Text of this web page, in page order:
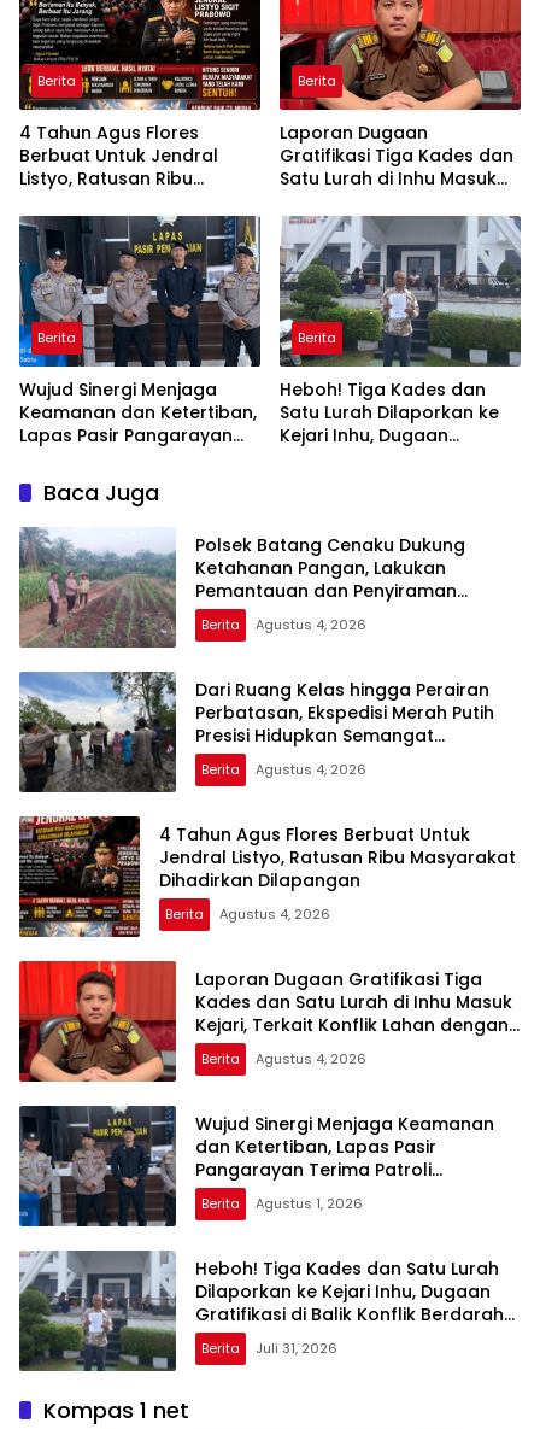
Cina
Berita
4 Tahun Agus Flores
Berbuat Untuk Jendral
Listyo, Ratusan Ribu
Dilapangan
Berita
Laporan Dugaan
Gratifikasi Tiga Kades dan
Satu Lurah di Inhu Masuk
dengan PT SBP
Berita
Wujud Sinergi Menjaga
Keamanan dan Ketertiban,
Lapas Pasir Pangarayan
Polres Rokan Hulu
Berita
Heboh! Tiga Kades dan
Satu Lurah Dilaporkan ke
Kejari Inhu, Dugaan
Baca Juga
Polsek Batang Cenaku Dukung
Ketahanan Pangan, Lakukan
Pemantauan dan Penyiraman
Tanaman Jagung Pipil di Desa Aur
Cina
Berita Agustus 4, 2026
Dari Ruang Kelas hingga Perairan
Perbatasan, Ekspedisi Merah Putih
Presisi Hidupkan Semangat
Kebangsaan di Dumai
Berita Agustus 4, 2026
4 Tahun Agus Flores Berbuat Untuk
Jendral Listyo, Ratusan Ribu Masyarakat
Dihadirkan Dilapangan
Berita Agustus 4, 2026
Laporan Dugaan Gratifikasi Tiga
Kades dan Satu Lurah di Inhu Masuk
Kejari, Terkait Konflik Lahan dengan
PT SBP
Berita Agustus 4, 2026
Wujud Sinergi Menjaga Keamanan
dan Ketertiban, Lapas Pasir
Pangarayan Terima Patroli
Sambang Polres Rokan Hulu
Berita Agustus 1, 2026
Heboh! Tiga Kades dan Satu Lurah
Dilaporkan ke Kejari Inhu, Dugaan
Gratifikasi di Balik Konflik Berdarah
Sungai Raya
Berita Juli 31, 2026
Kompas 1 net